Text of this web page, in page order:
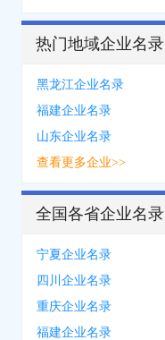
热门地域企业名录
黑龙江企业名录
福建企业名录
山东企业名录
查看更多企业>>
全国各省企业名录
宁夏企业名录
四川企业名录
重庆企业名录
福建企业名录